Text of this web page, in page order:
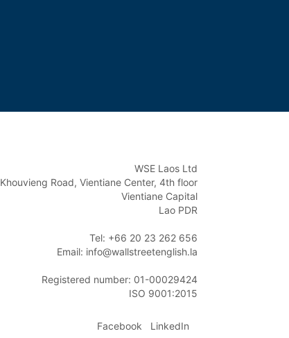
WSE Laos Ltd
Khouvieng Road, Vientiane Center, 4th floor
Vientiane Capital
Lao PDR
Tel: +66 20 23 262 656
Email: info@wallstreetenglish.la
Registered number: 01-00029424
ISO 9001:2015
Facebook LinkedIn